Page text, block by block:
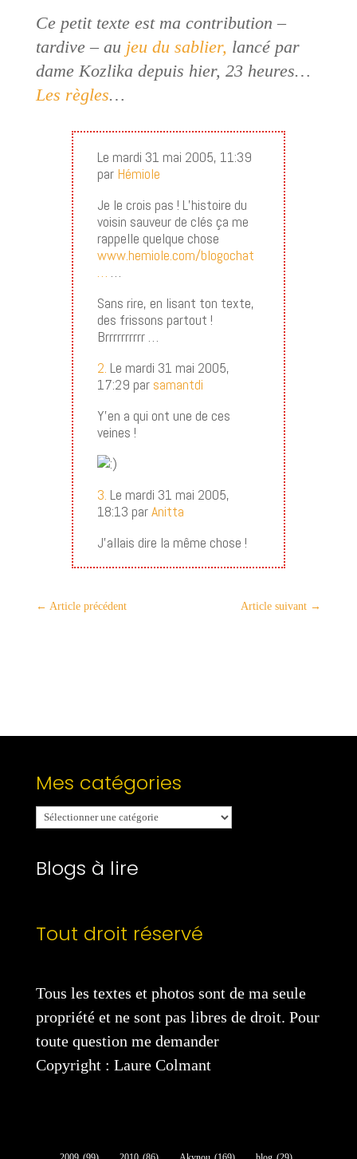
Ce petit texte est ma contribution –
tardive – au jeu du sablier, lancé par
dame Kozlika depuis hier, 23 heures…
Les règles…
Le mardi 31 mai 2005, 11:39
par Hémiole
Je le crois pas ! L’histoire du
voisin sauveur de clés ça me
rappelle quelque chose
www.hemiole.com/blogochat
… …
Sans rire, en lisant ton texte,
des frissons partout !
Brrrrrrrrrr …
2. Le mardi 31 mai 2005,
17:29 par samantdi
Y’en a qui ont une de ces
veines !
3. Le mardi 31 mai 2005,
18:13 parAnitta
J’allais dire la même chose !
← Article précédent Article suivant →
Mes catégories
Mes
catégories
Blogs à lire
Tout droit réservé
Tous les textes et photos sont de ma seule
propriété et ne sont pas libres de droit. Pour
toute question me demander
Copyright : Laure Colmant